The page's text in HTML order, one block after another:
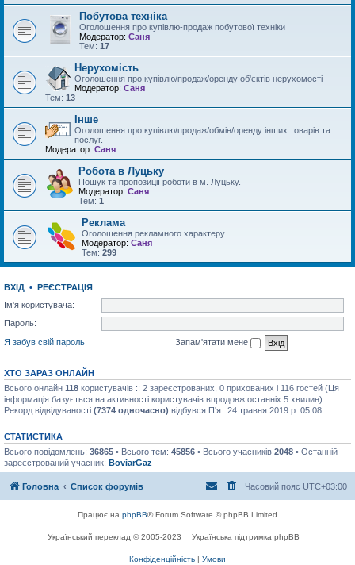
Побутова техніка
Оголошення про купівлю-продаж побутової техніки
Модератор: Саня
Тем: 17
Нерухомість
Оголошення про купівлю/продаж/оренду об'єктів нерухомості
Модератор: Саня
Тем: 13
Інше
Оголошення про купівлю/продаж/обмін/оренду інших товарів та
послуг.
Модератор: Саня
Робота в Луцьку
Пошук та пропозиції роботи в м. Луцьку.
Модератор: Саня
Тем: 1
Реклама
Оголошення рекламного характеру
Модератор: Саня
Тем: 299
ВХІД • РЕЄСТРАЦІЯ
Ім'я користувача:
Пароль:
Я забув свій пароль
Запам'ятати мене
ХТО ЗАРАЗ ОНЛАЙН
Всього онлайн 118 користувачів :: 2 зареєстрованих, 0 прихованих і 116 гостей (Ця
інформація базується на активності користувачів впродовж останніх 5 хвилин)
Рекорд відвідуваності (7374 одночасно) відбувся П'ят 24 травня 2019 р. 05:08
СТАТИСТИКА
Всього повідомлень: 36865 • Всього тем: 45856 • Всього учасників 2048 • Останній
зареєстрований учасник: BoviarGaz
Головна Список форумів Часовий пояс UTC+03:00
Працює на phpBB® Forum Software © phpBB Limited
Український переклад © 2005-2023 Українська підтримка phpBB
Конфіденційність | Умови